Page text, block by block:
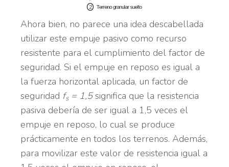
Ahora bien, no parece una idea descabellada
utilizar este empuje pasivo como recurso
resistente para el cumplimiento del factor de
seguridad. Si el empuje en reposo es igual a
la fuerza horizontal aplicada, un factor de
seguridad fs= 1,5significa que la resistencia
pasiva debería de ser igual a 1,5 veces el
empuje en reposo, lo cual se produce
prácticamente en todos los terrenos. Además,
para movilizar este valor de resistencia igual a